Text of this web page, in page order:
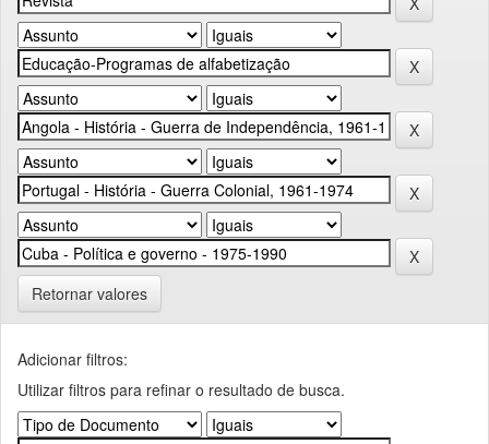
Retornar valores
Adicionar filtros:
Utilizar filtros para refinar o resultado de busca.